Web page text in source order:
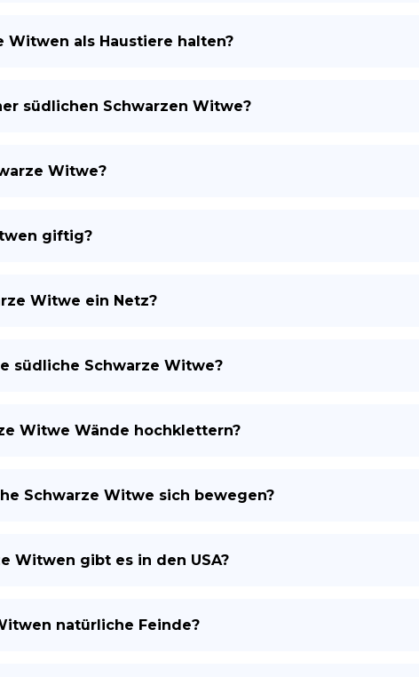
Witwen als Haustiere halten?
südlichen Schwarzen Witwe?
Witwe?
giftig?
Witwe ein Netz?
südliche Schwarze Witwe?
Witwe Wände hochklettern?
Schwarze Witwe sich bewegen?
Witwen gibt es in den USA?
natürliche Feinde?